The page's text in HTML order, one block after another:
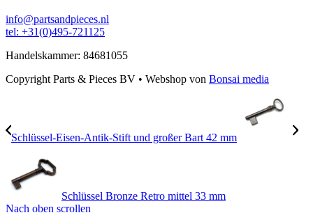
info@partsandpieces.nl
tel: +31(0)495-721125
Handelskammer: 84681055
Copyright Parts & Pieces BV • Webshop von Bonsai media
Schlüssel-Eisen-Antik-Stift und großer Bart 42 mm
Schlüssel Bronze Retro mittel 33 mm
Nach oben scrollen